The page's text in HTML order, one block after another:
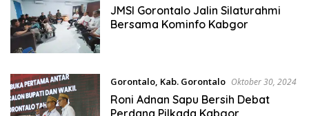
JMSI Gorontalo Jalin Silaturahmi
Bersama Kominfo Kabgor
Gorontalo, Kab. Gorontalo Oktober 30, 2024
Roni Adnan Sapu Bersih Debat
Perdana Pilkada Kabgor